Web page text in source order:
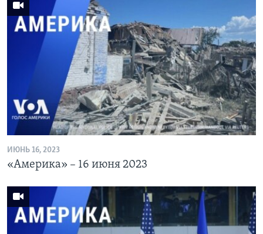
ИЮНЬ 16, 2023
«Америка» – 16 июня 2023